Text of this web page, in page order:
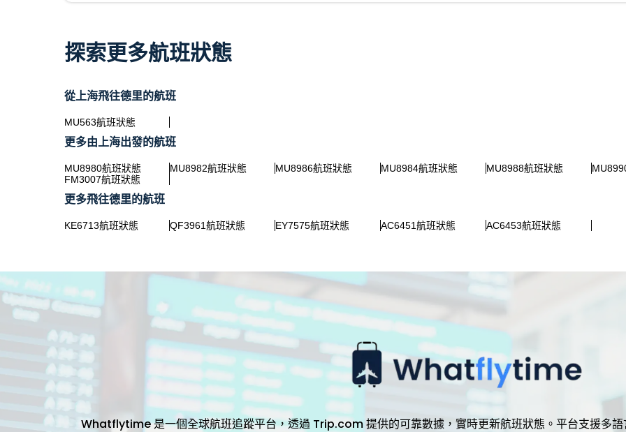
探索更多航班狀態
從上海飛往德里的航班
MU563航班狀態
更多由上海出發的航班
MU8980航班狀態 MU8982航班狀態 MU8986航班狀態 MU8984航班狀態 MU8988航班狀態
FM3007航班狀態
更多飛往德里的航班
KE6713航班狀態 QF3961航班狀態 EY7575航班狀態 AC6451航班狀態 AC6453航班狀態
Whatflytime 是一個全球航班追蹤平台，透過 Trip.com 提供的可靠數據，實時更新航班狀態。平台支援多語